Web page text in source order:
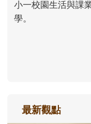
主、角色認同及
正嘗試用不同的
最新觀點